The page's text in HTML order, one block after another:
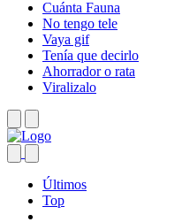
Cuánta Fauna
No tengo tele
Vaya gif
Tenía que decirlo
Ahorrador o rata
Viralizalo
Últimos
Top